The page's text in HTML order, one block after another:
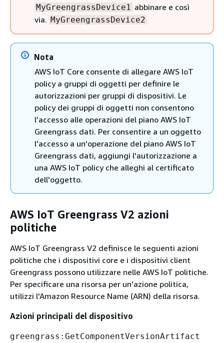
MyGreengrassDevice1 abbinare e così
via. MyGreengrassDevice2
Nota
AWS IoT Core consente di allegare AWS IoT
policy a gruppi di oggetti per definire le
autorizzazioni per gruppi di dispositivi. Le
policy dei gruppi di oggetti non consentono
l'accesso alle operazioni del piano AWS IoT
Greengrass dati. Per consentire a un oggetto
l'accesso a un'operazione del piano AWS IoT
Greengrass dati, aggiungi l'autorizzazione a
una AWS IoT policy che alleghi al certificato
dell'oggetto.
AWS IoT Greengrass V2 azioni
politiche
AWS IoT Greengrass V2 definisce le seguenti azioni
politiche che i dispositivi core e i dispositivi client
Greengrass possono utilizzare nelle AWS IoT politiche.
Per specificare una risorsa per un'azione politica,
utilizzi l'Amazon Resource Name (ARN) della risorsa.
Azioni principali del dispositivo
greengrass:GetComponentVersionArtifact